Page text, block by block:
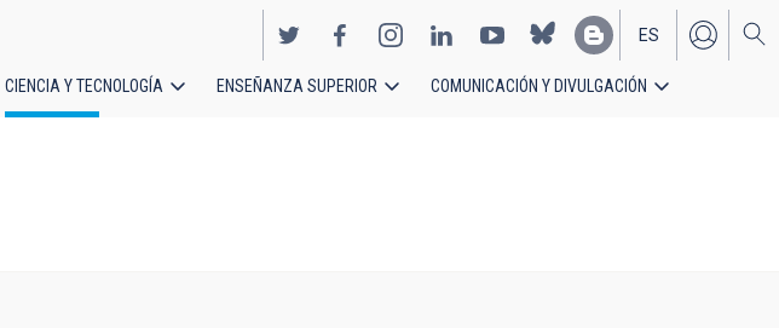
EN
ES
CIENCIA Y TECNOLOGÍA ENSEÑANZA SUPERIOR COMUNICACIÓN Y DIVULGACIÓN